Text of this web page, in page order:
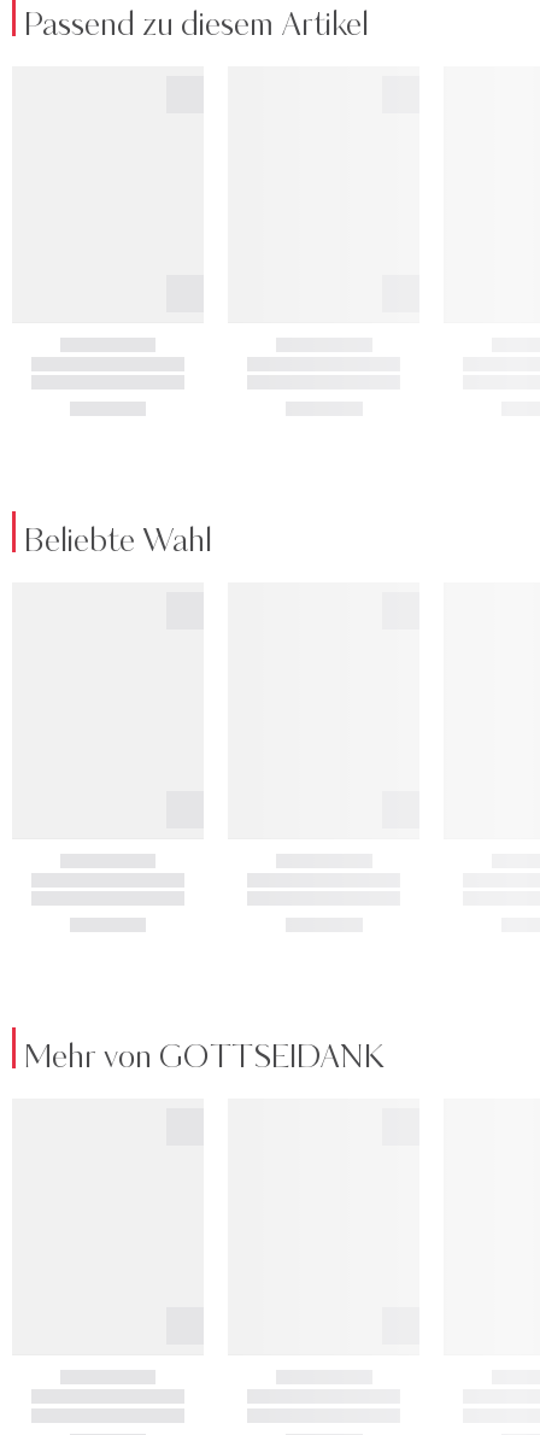
Passend zu diesem Artikel
Beliebte Wahl
Mehr von GOTTSEIDANK